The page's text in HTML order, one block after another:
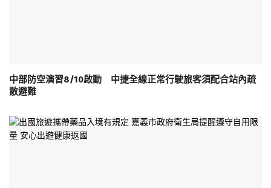
中部防空演習8/10啟動 中捷全線正常行駛旅客須配合站內疏
散避難